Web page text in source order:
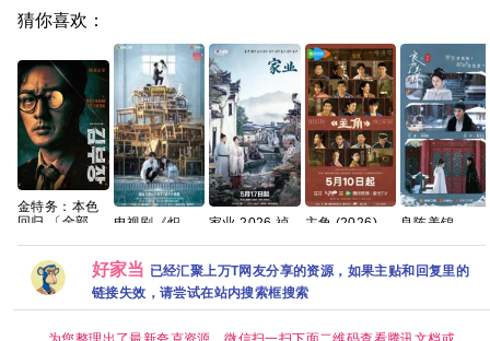
猜你喜欢：
金特务：本色
回归 〔金部
封官方简繁英
韩多国字
幕.1080p.NF.WEB-
DL.M【单集2
～3GB】
电视剧《炽
盘资源分享
家业 2026 祯
东君 已更最新
夸克
主角 (2026)
秦海璐 国语中
字 [单集约
1GB]
良陈美锦
情/古装]任敏/
好家当 已经汇聚上万T网友分享的资源，如果主贴和回复里的
链接失效，请尝试在站内搜索框搜索